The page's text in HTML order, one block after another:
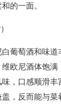
的一面。
葡萄酒和味道
欧尼酒体饱满
，口感顺滑丰
，反而能与菜